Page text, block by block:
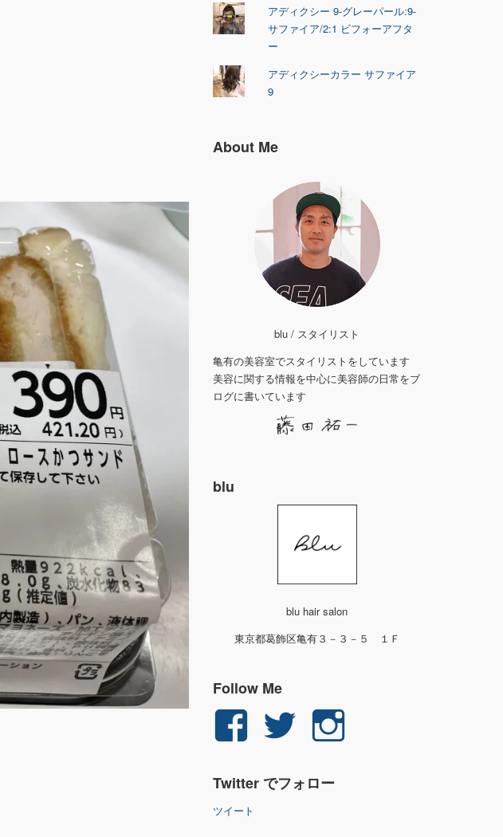
アディクシー 9-グレーパール:9-
サファイア/2:1 ビフォーアフタ
ー
アディクシーカラー サファイア
9
About Me
blu / スタイリスト
亀有の美容室でスタイリストをしています
美容に関する情報を中心に美容師の日常をブ
ログに書いています
blu
blu hair salon
東京都葛飾区亀有３－３－５ １Ｆ
Follow Me
yuichi.fujita.351
ん
yu_1_fjt
ん
Twitter でフォロー
ツイート